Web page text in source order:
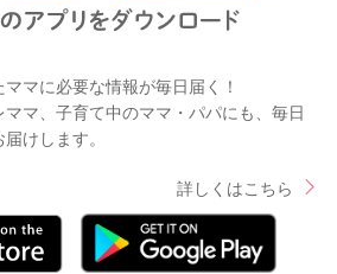
マに必要な情報が毎日届く！
マ、子育て中のママ・パパにも、毎日
けします。
詳しくはこちら